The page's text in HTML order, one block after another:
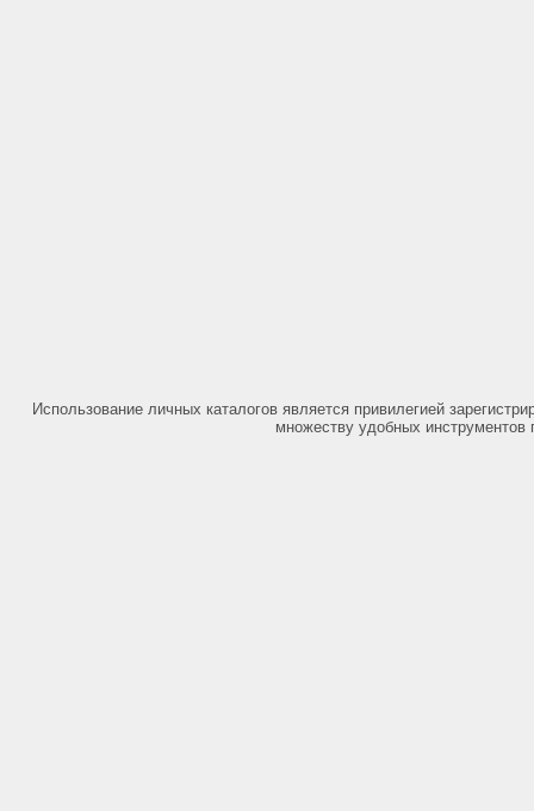
Использование личных каталогов является привилегией
множеству удобных